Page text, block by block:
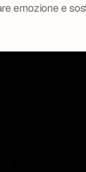
emozione e